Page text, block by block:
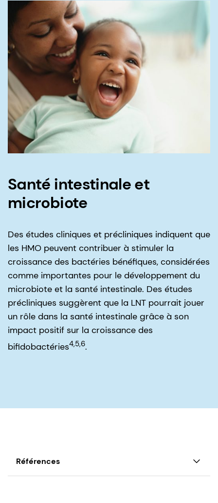
Santé intestinale et
microbiote
Des études cliniques et précliniques indiquent que
les HMO peuvent contribuer à stimuler la
croissance des bactéries bénéfiques, considérées
comme importantes pour le développement du
microbiote et la santé intestinale. Des études
précliniques suggèrent que la LNT pourrait jouer
un rôle dans la santé intestinale grâce à son
impact positif sur la croissance des
bifidobactéries4,5,6.
Références